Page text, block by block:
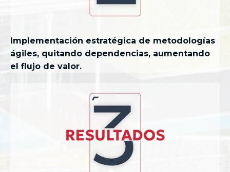
Implementación estratégica de metodologías
ágiles, quitando dependencias, aumentando
el flujo de valor.